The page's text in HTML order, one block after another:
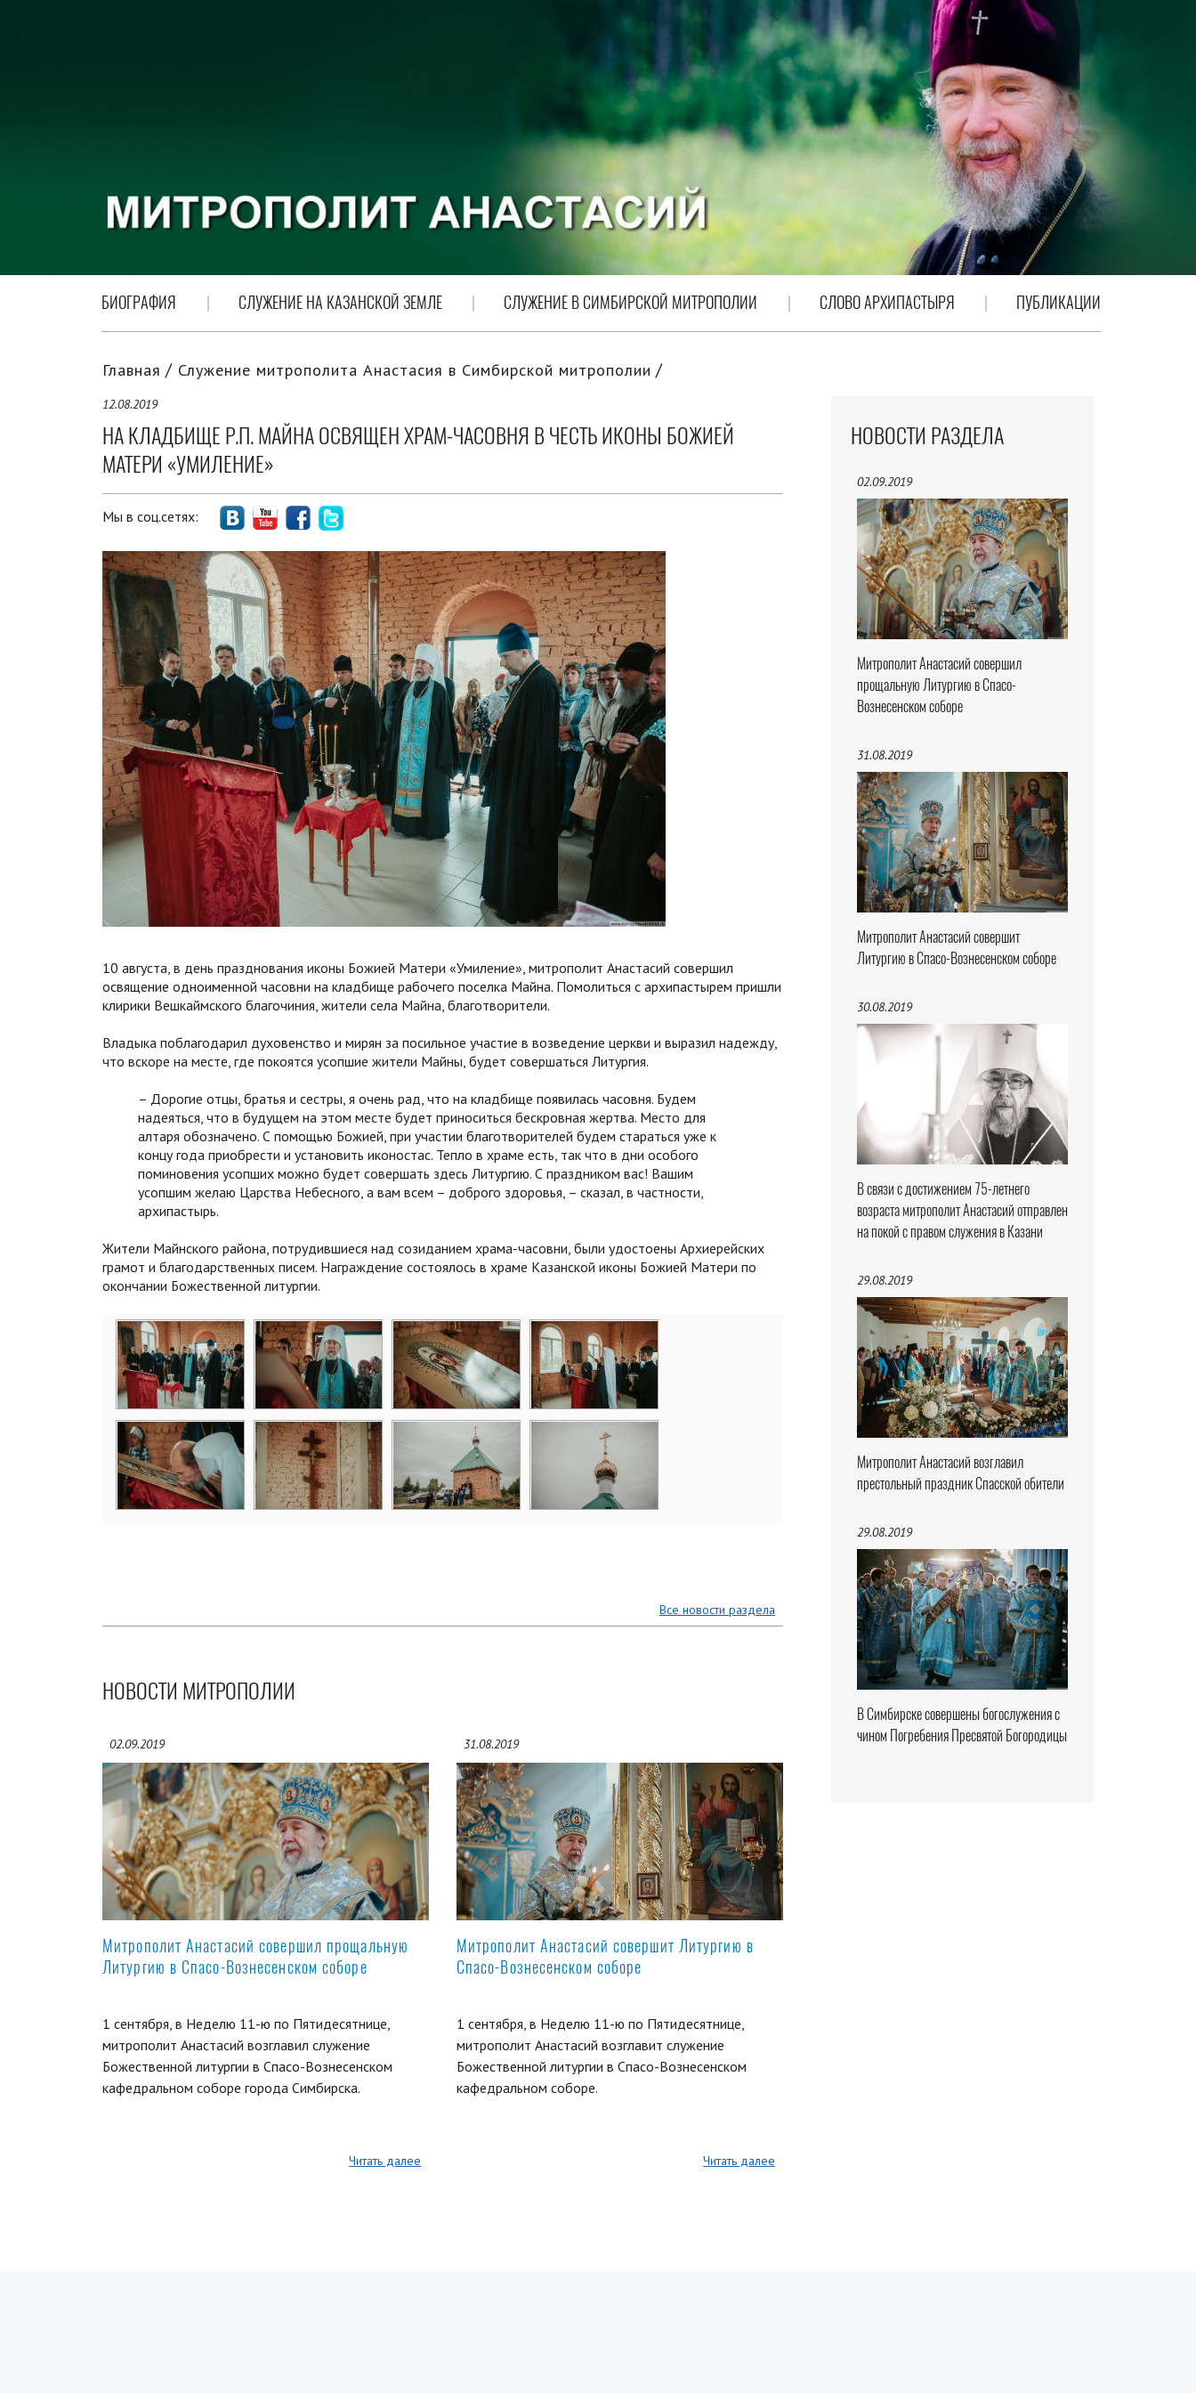
БИОГРАФИЯ СЛУЖЕНИЕ НА КАЗАНСКОЙ ЗЕМЛЕ СЛУЖЕНИЕ В СИМБИРСКОЙ МИТРОПОЛИИ СЛОВО АРХИПАСТЫРЯ ПУБЛИКАЦИИ
НОВОСТИ РАЗДЕЛА
02.09.2019
Митрополит Анастасий совершил
прощальную Литургию в Спасо-
Вознесенском соборе
31.08.2019
Митрополит Анастасий совершит
Литургию в Спасо-Вознесенском соборе
30.08.2019
В связи с достижением 75-летнего
возраста митрополит Анастасий отправлен
на покой с правом служения в Казани
29.08.2019
Митрополит Анастасий возглавил
престольный праздник Спасской обители
29.08.2019
В Симбирске совершены богослужения с
чином Погребения Пресвятой Богородицы
Главная Служение митрополита Анастасия в Симбирской митрополии
12.08.2019
НА КЛАДБИЩЕ Р.П. МАЙНА ОСВЯЩЕН ХРАМ-ЧАСОВНЯ В ЧЕСТЬ ИКОНЫ БОЖИЕЙ
МАТЕРИ «УМИЛЕНИЕ»
Мы в соц.сетях:
10 августа, в день празднования иконы Божией Матери «Умиление», митрополит Анастасий совершил
освящение одноименной часовни на кладбище рабочего поселка Майна. Помолиться с архипастырем пришли
клирики Вешкаймского благочиния, жители села Майна, благотворители.
Владыка поблагодарил духовенство и мирян за посильное участие в возведение церкви и выразил надежду,
что вскоре на месте, где покоятся усопшие жители Майны, будет совершаться Литургия.
– Дорогие отцы, братья и сестры, я очень рад, что на кладбище появилась часовня. Будем
надеяться, что в будущем на этом месте будет приноситься бескровная жертва. Место для
алтаря обозначено. С помощью Божией, при участии благотворителей будем стараться уже к
концу года приобрести и установить иконостас. Тепло в храме есть, так что в дни особого
поминовения усопших можно будет совершать здесь Литургию. С праздником вас! Вашим
усопшим желаю Царства Небесного, а вам всем – доброго здоровья, – сказал, в частности,
архипастырь.
Жители Майнского района, потрудившиеся над созиданием храма-часовни, были удостоены Архиерейских
грамот и благодарственных писем. Награждение состоялось в храме Казанской иконы Божией Матери по
окончании Божественной литургии.
Все новости раздела
НОВОСТИ МИТРОПОЛИИ
02.09.2019
Митрополит Анастасий совершил прощальную
Литургию в Спасо-Вознесенском соборе
1 сентября, в Неделю 11-ю по Пятидесятнице,
митрополит Анастасий возглавил служение
Божественной литургии в Спасо-Вознесенском
кафедральном соборе города Симбирска.
Читать далее
31.08.2019
Митрополит Анастасий совершит Литургию в
Спасо-Вознесенском соборе
1 сентября, в Неделю 11-ю по Пятидесятнице,
митрополит Анастасий возглавит служение
Божественной литургии в Спасо-Вознесенском
кафедральном соборе.
Читать далее